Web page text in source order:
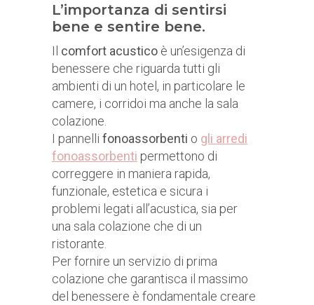
L’importanza di sentirsi
bene e sentire bene.
Il comfort acustico è un’esigenza di
benessere che riguarda tutti gli
ambienti di un hotel, in particolare le
camere, i corridoi ma anche la sala
colazione.
I pannelli fonoassorbenti o gli arredi
fonoassorbenti permettono di
correggere in maniera rapida,
funzionale, estetica e sicura i
problemi legati all’acustica, sia per
una sala colazione che di un
ristorante.
Per fornire un servizio di prima
colazione che garantisca il massimo
del benessere è fondamentale creare